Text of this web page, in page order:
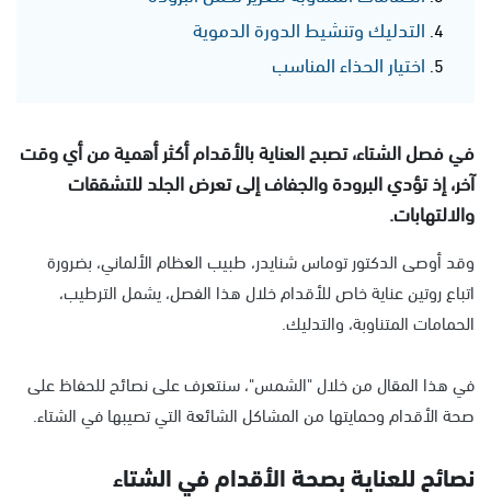
التدليك وتنشيط الدورة الدموية
اختيار الحذاء المناسب
في فصل الشتاء، تصبح العناية بالأقدام أكثر أهمية من أي وقت
آخر، إذ تؤدي البرودة والجفاف إلى تعرض الجلد للتشققات
والالتهابات.
وقد أوصى الدكتور توماس شنايدر، طبيب العظام الألماني، بضرورة
اتباع روتين عناية خاص للأقدام خلال هذا الفصل، يشمل الترطيب،
الحمامات المتناوبة، والتدليك.
في هذا المقال من خلال "الشمس"، سنتعرف على نصائح للحفاظ على
صحة الأقدام وحمايتها من المشاكل الشائعة التي تصيبها في الشتاء.
نصائح للعناية بصحة الأقدام في الشتاء